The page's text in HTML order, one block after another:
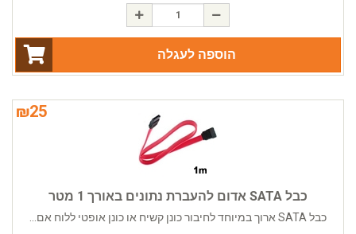
הוספה לעגלה
₪25
כבל SATA אדום להעברת נתונים באורך 1 מטר
כבל SATA ארוך במיוחד לחיבור כונן קשיח או כונן אופטי ללוח אם...